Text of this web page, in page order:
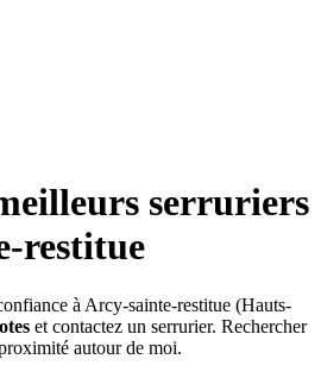
serruriers
restitue
à Arcy-sainte-restitue (Hauts-
et contactez un serrurier. Rechercher
autour de moi.